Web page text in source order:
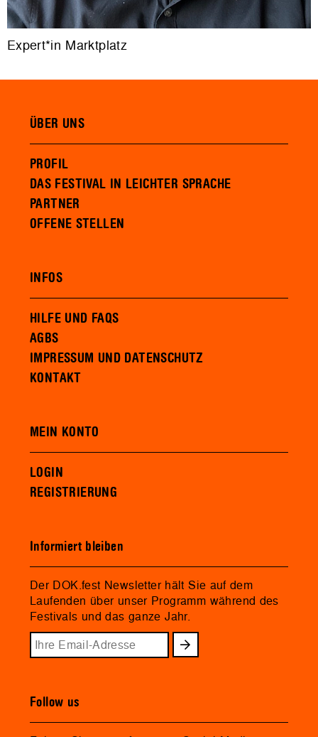
Expert*in Marktplatz
ÜBER UNS
PROFIL
DAS FESTIVAL IN LEICHTER SPRACHE
PARTNER
OFFENE STELLEN
INFOS
HILFE UND FAQS
AGBS
IMPRESSUM UND DATENSCHUTZ
KONTAKT
MEIN KONTO
LOGIN
REGISTRIERUNG
Informiert bleiben
Der DOK.fest Newsletter hält Sie auf dem
Laufenden über unser Programm während des
Festivals und das ganze Jahr.
Follow us